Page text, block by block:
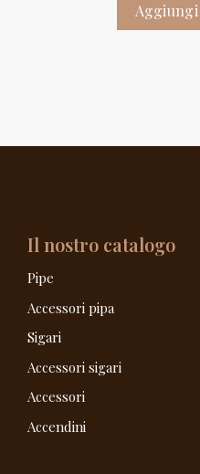
Il nostro catalogo
Pipe
Accessori pipa
Sigari
Accessori sigari
Accessori
Accendini